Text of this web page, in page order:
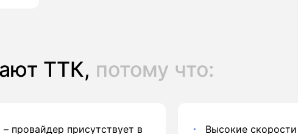
ТТК, потому что:
провайдер присутствует в
Высокие